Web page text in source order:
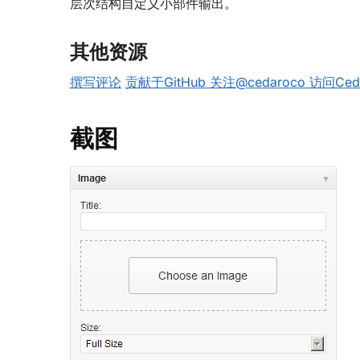
其他资源
撰写评论 贡献于GitHub 关注@cedaroco 访问
截图